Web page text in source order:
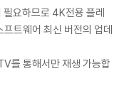
요하므로 4K전용 플레
트웨어 최신 버전의 업데
를 통해서만 재생 가능합